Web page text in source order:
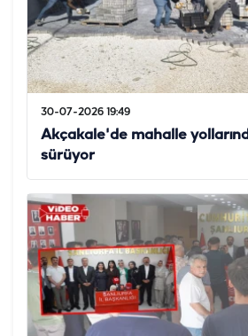
30-07-2026 19:49
Akçakale'de mahalle
sürüyor